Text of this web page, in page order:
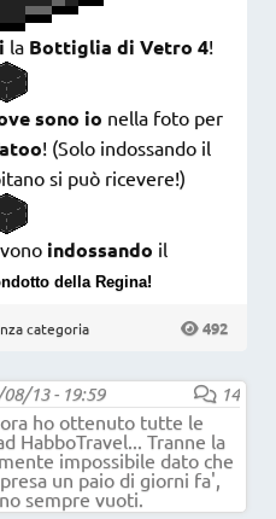
la Bottiglia di Vetro 4!
sono io nella foto per
! (Solo indossando il
si può ricevere!)
indossando il
della Regina!
categoria 492
13 - 19:59
14
ho ottenuto tutte le
HabboTravel... Tranne la
impossibile dato che
un paio di giorni fa',
sempre vuoti.